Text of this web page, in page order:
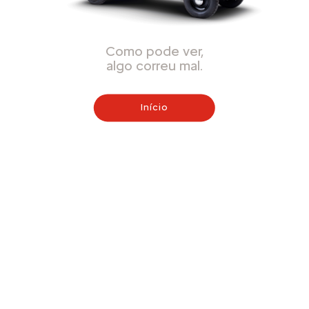
Como pode ver,
algo correu mal.
Início